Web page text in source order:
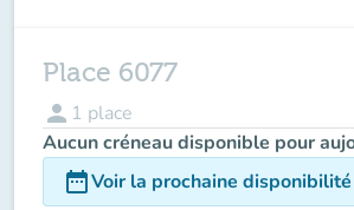
Place 6077
person 1 place
Aucun créneau disponible pour
date_rangeVoir la prochaine disponibilité